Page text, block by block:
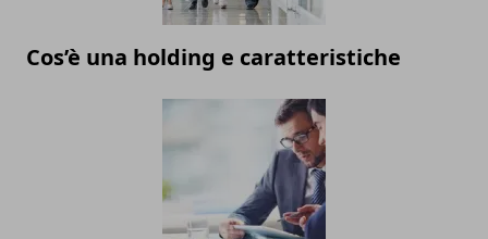
Cos’è una holding e caratteristiche